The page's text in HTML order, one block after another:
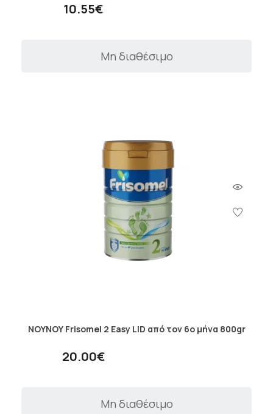
10.55€
Μη διαθέσιμο
ΝΟΥΝΟΥ Frisomel 2 Easy LID από τον 6ο μήνα 800gr
20.00€
Μη διαθέσιμο